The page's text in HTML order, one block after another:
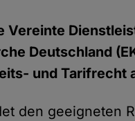
Vereinte
Deutschland
und Tarifrecht
den geeigneten